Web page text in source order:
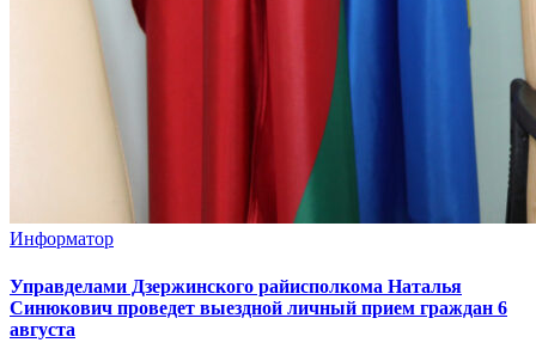
Информатор
Управделами Дзержинского райисполкома Наталья
Синюкович проведет выездной личный прием граждан 6
августа